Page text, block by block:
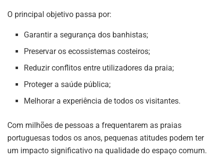
O principal objetivo passa por:
Garantir a segurança dos banhistas;
Preservar os ecossistemas costeiros;
Reduzir conflitos entre utilizadores da praia;
Proteger a saúde pública;
Melhorar a experiência de todos os visitantes.
Com milhões de pessoas a frequentarem as praias
portuguesas todos os anos, pequenas atitudes podem ter
um impacto significativo na qualidade do espaço comum.